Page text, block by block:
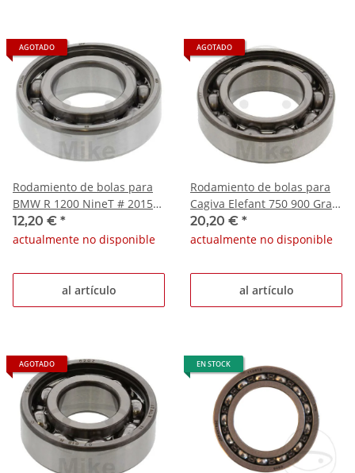
AGOTADO
Rodamiento de bolas para
BMW R 1200 NineT # 2015-
2016
12,20 € *
actualmente no disponible
al artículo
AGOTADO
Rodamiento de bolas para
Cagiva Elefant 750 900 Gran
Canyon 900 Ducati 1098
1198
20,20 € *
actualmente no disponible
al artículo
AGOTADO EN STOCK